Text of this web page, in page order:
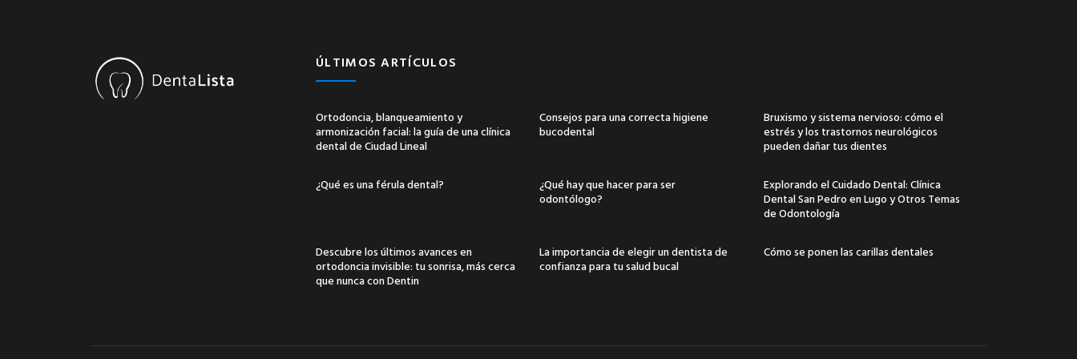
ÚLTIMOS ARTÍCULOS
Ortodoncia, blanqueamiento y
armonización facial: la guía de una clínica
dental de Ciudad Lineal
Consejos para una correcta higiene
bucodental
Bruxismo y sistema nervioso: cómo el
estrés y los trastornos neurológicos
pueden dañar tus dientes
¿Qué es una férula dental?
¿Qué hay que hacer para ser
odontólogo?
Explorando el Cuidado Dental: Clínica
Dental San Pedro en Lugo y Otros Temas
de Odontología
Descubre los últimos avances en
ortodoncia invisible: tu sonrisa, más cerca
que nunca con Dentin
La importancia de elegir un dentista de
confianza para tu salud bucal
Cómo se ponen las carillas dentales